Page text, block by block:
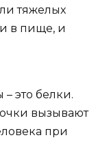
тяжелых
в пище, и
это белки.
вызывают
при